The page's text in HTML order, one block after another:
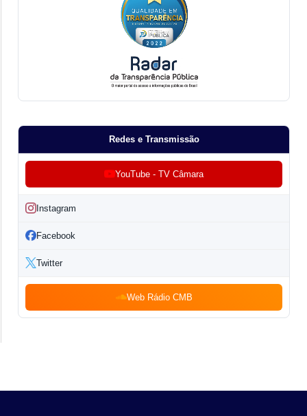
Redes e Transmissão
YouTube - TV Câmara
Instagram
Facebook
Twitter
Web Rádio CMB